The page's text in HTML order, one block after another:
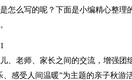
怎么写的呢？下面是小编精心整理
、老师、家长之间的交流，增强团
、感受人间温暖”为主题的亲子秋